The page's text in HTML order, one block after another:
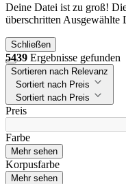
Deine Datei ist zu groß!
überschritten Ausgewählte
Schließen
5439 Ergebnisse gefunden
Sortieren nach Relevanz
Sortiert nach Preis
Sortiert nach Preis
Preis
Farbe
Mehr sehen
Korpusfarbe
Mehr sehen